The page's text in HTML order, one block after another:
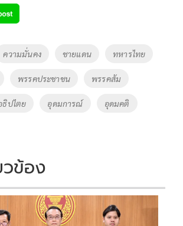
p
y
Li
ความมั่นคง ชายแดน ทหารไทย
พรรคประชาชน พรรคส้ม
ธิปไตย อุดมการณ์ อุดมคติ
วข้อง